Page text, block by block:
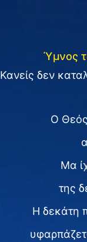
Ύμνος
Κανείς δεν
Ο
Μα
της
Η δεκάτη